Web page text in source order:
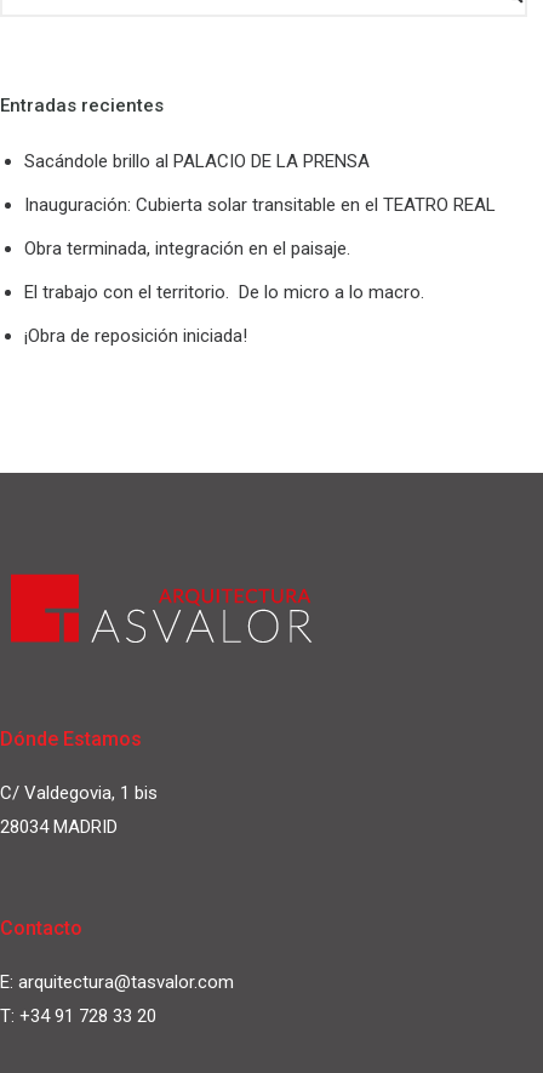
Entradas recientes
Sacándole brillo al PALACIO DE LA PRENSA
Inauguración: Cubierta solar transitable en el TEATRO REAL
Obra terminada, integración en el paisaje.
El trabajo con el territorio. De lo micro a lo macro.
¡Obra de reposición iniciada!
Dónde Estamos
C/ Valdegovia, 1 bis
28034 MADRID
Contacto
E: arquitectura@tasvalor.com
T: +34 91 728 33 20